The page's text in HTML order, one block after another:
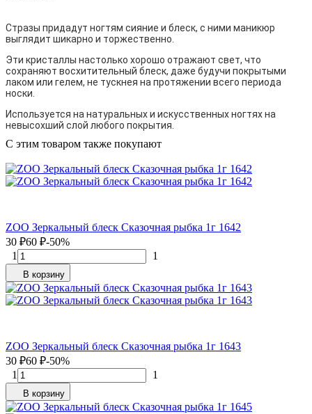
Стразы придадут ногтям сияние и блеск, с ними маникюр
выглядит шикарно и торжественно.
Эти кристаллы настолько хорошо отражают свет, что
сохраняют восхитительный блеск, даже будучи покрытыми
лаком или гелем, не тускнея на протяжении всего периода
носки.
Используется на натуральных и искусственных ногтях на
невысохший слой любого покрытия.
C этим товаром также покупают
ZOO Зеркальный блеск Сказочная рыбка 1г 1642
30 ₽60 ₽-50%
1
1
В корзину
ZOO Зеркальный блеск Сказочная рыбка 1г 1643
30 ₽60 ₽-50%
1
1
В корзину